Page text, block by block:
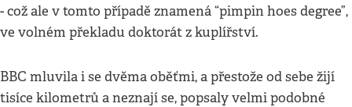
- což ale v tomto případě znamená “pimpin hoes degree”,
ve volném překladu doktorát z kuplířství.
BBC mluvila i se dvěma oběťmi, a přestože od sebe žijí
tisíce kilometrů a neznají se, popsaly velmi podobné